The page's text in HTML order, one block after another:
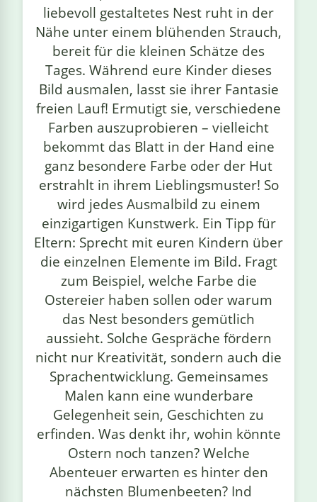
liebevoll gestaltetes Nest ruht in der
Nähe unter einem blühenden Strauch,
bereit für die kleinen Schätze des
Tages. Während eure Kinder dieses
Bild ausmalen, lasst sie ihrer Fantasie
freien Lauf! Ermutigt sie, verschiedene
Farben auszuprobieren – vielleicht
bekommt das Blatt in der Hand eine
ganz besondere Farbe oder der Hut
erstrahlt in ihrem Lieblingsmuster! So
wird jedes Ausmalbild zu einem
einzigartigen Kunstwerk. Ein Tipp für
Eltern: Sprecht mit euren Kindern über
die einzelnen Elemente im Bild. Fragt
zum Beispiel, welche Farbe die
Ostereier haben sollen oder warum
das Nest besonders gemütlich
aussieht. Solche Gespräche fördern
nicht nur Kreativität, sondern auch die
Sprachentwicklung. Gemeinsames
Malen kann eine wunderbare
Gelegenheit sein, Geschichten zu
erfinden. Was denkt ihr, wohin könnte
Ostern noch tanzen? Welche
Abenteuer erwarten es hinter den
nächsten Blumenbeeten? Ind